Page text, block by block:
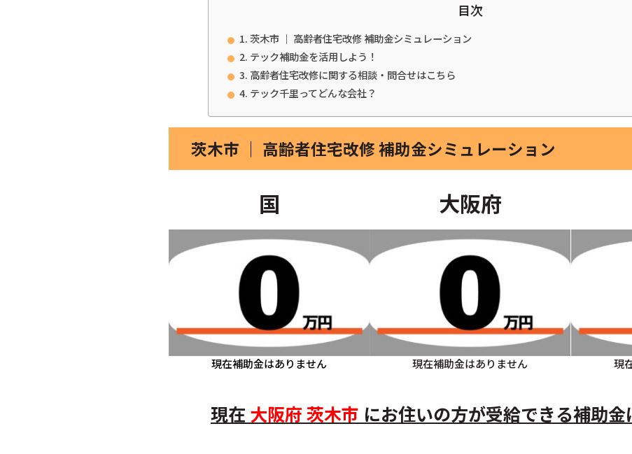
目次
茨木市 ｜ 高齢者住宅改修 補助金シミュレーション
テック補助金を活用しよう！
高齢者住宅改修に関する相談・問合せはこちら
テック千里ってどんな会社？
茨木市 ｜ 高齢者住宅改修 補助金シミュレーション
国
現在補助金はありません
大阪府
現在補助金はありません 現
現在 大阪府茨木市 にお住いの方が受給できる補助